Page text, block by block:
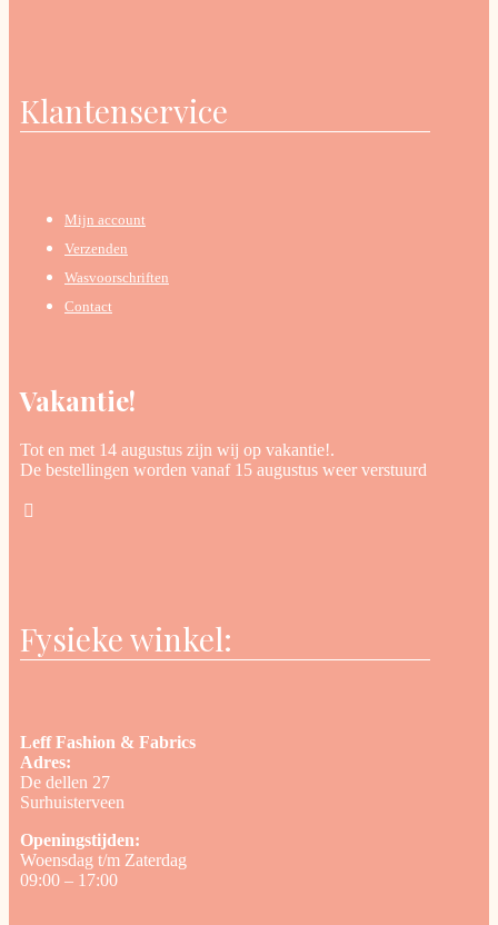
Klantenservice
Mijn account
Verzenden
Wasvoorschriften
Contact
Vakantie!
Tot en met 14 augustus zijn wij op vakantie!.
De bestellingen worden vanaf 15 augustus weer verstuurd
Fysieke winkel:
Leff Fashion & Fabrics
Adres:
De dellen 27
Surhuisterveen
Openingstijden:
Woensdag t/m Zaterdag
09:00 – 17:00